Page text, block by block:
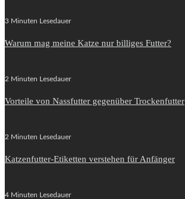
3 Minuten Lesedauer
Warum mag meine Katze nur billiges Futter?
2 Minuten Lesedauer
Vorteile von Nassfutter gegenüber Trockenfutter
2 Minuten Lesedauer
Katzenfutter-Etiketten verstehen für Anfänger
4 Minuten Lesedauer